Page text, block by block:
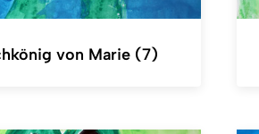
von Marie (7)